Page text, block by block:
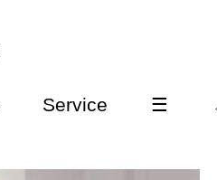
Service ☰